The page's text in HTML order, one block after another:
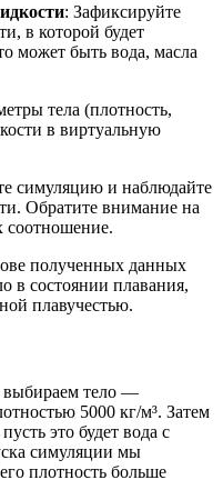
: Зафиксируйте
в которой будет
может быть вода, масла
тела (плотность,
в виртуальную
симуляцию и наблюдайте
Обратите внимание на
соотношение.
полученных данных
в состоянии плавания,
плавучестью.
выбираем тело —
5000 кг/м³. Затем
это будет вода с
симуляции мы
плотность больше